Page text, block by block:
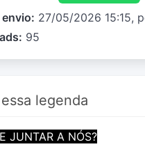
envio: 27/05/2026 15:15,
95
legenda
JUNTAR A NÓS?